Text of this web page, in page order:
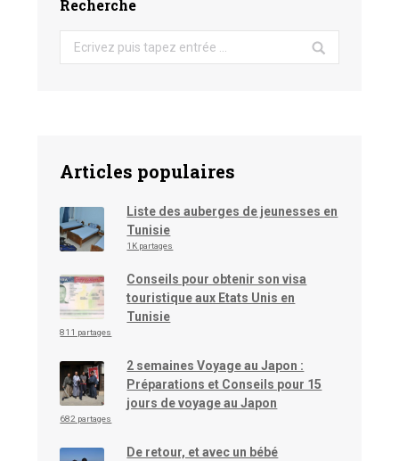
Recherche
Search:
Articles populaires
Liste des auberges de jeunesses en
Tunisie
1K partages
Conseils pour obtenir son visa
touristique aux Etats Unis en
Tunisie
811 partages
2 semaines Voyage au Japon :
Préparations et Conseils pour 15
jours de voyage au Japon
682 partages
De retour, et avec un bébé